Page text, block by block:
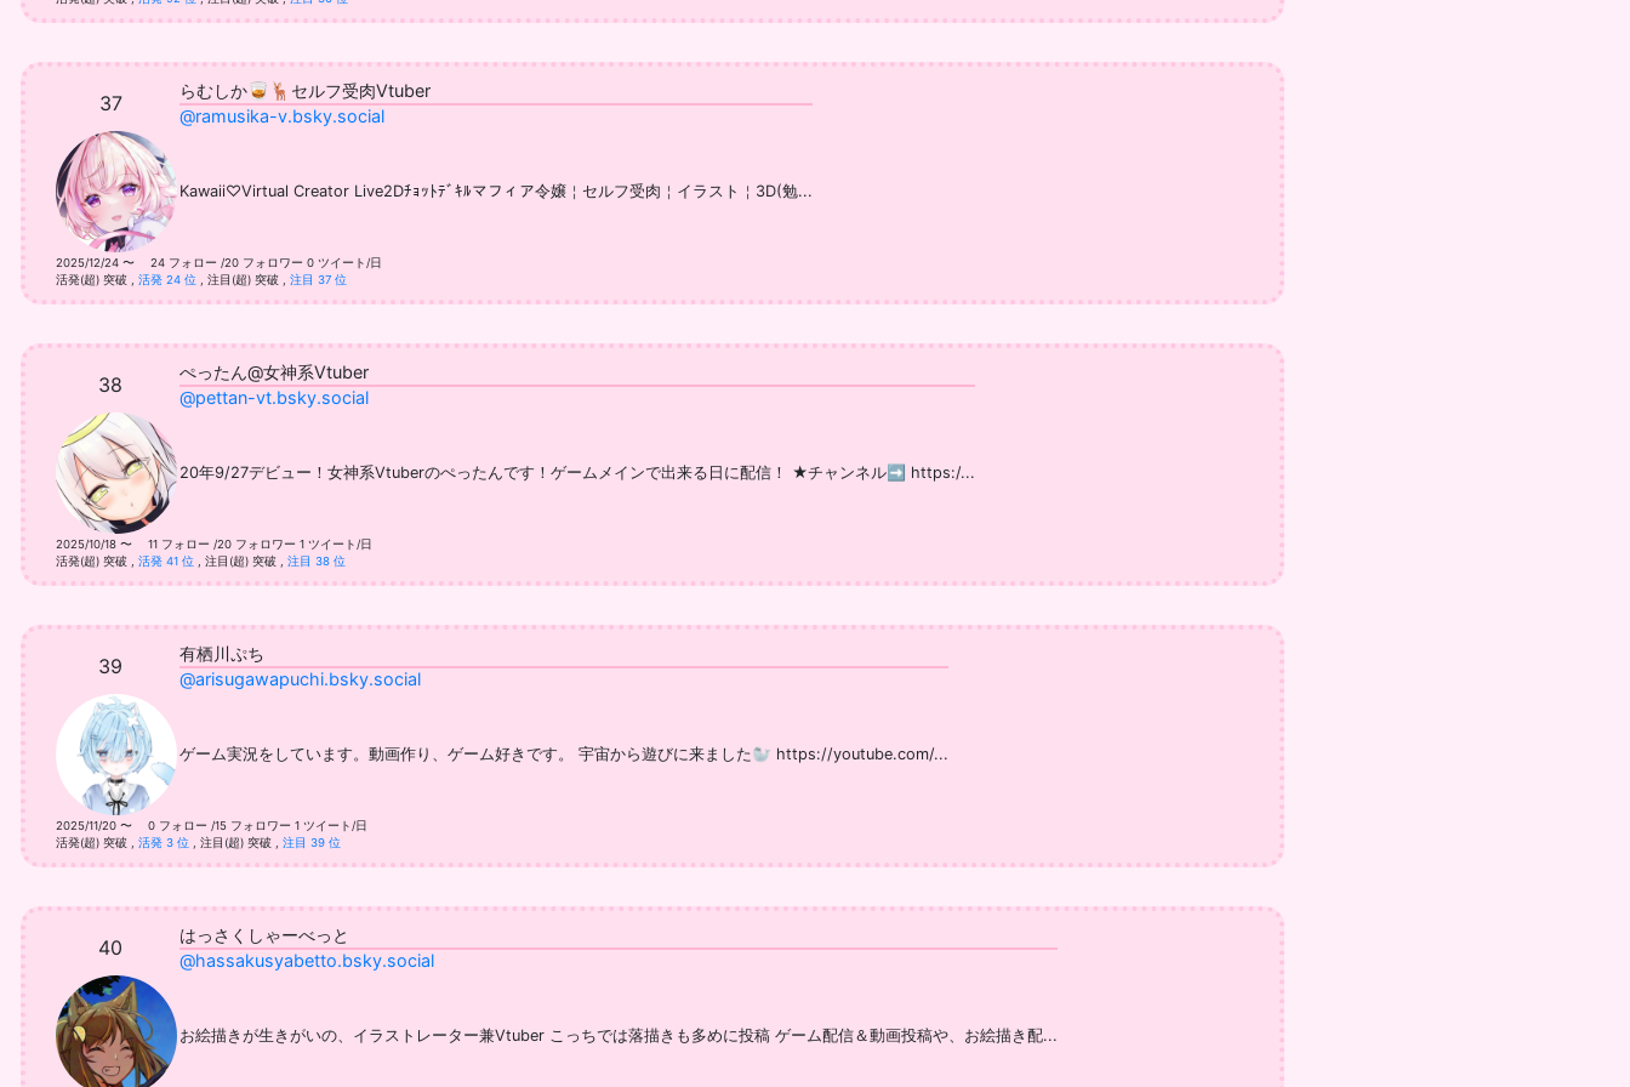
37
らむしか🥃🦌セルフ受肉Vtuber
@ramusika-v.bsky.social
Kawaii♡Virtual Creator Live2Dﾁｮｯﾄﾃﾞｷﾙマフィア令嬢￤セルフ受肉￤イラスト￤3D(勉...
2025/12/24 〜 24 フォロー /20 フォロワー 0 ツイート/日
活発(超) 突破
活発 24 位 注目(超) 突破 注目 37 位
38
ぺったん@女神系Vtuber
@pettan-vt.bsky.social
20年9/27デビュー！女神系Vtuberのぺったんです！ゲームメインで出来る日に配信！ ★チャンネル➡ https:/...
2025/10/18 〜 11 フォロー /20 フォロワー 1 ツイート/日
活発(超) 突破
活発 41 位 注目(超) 突破 注目 38 位
39
有栖川ぷち
@arisugawapuchi.bsky.social
ゲーム実況をしています。動画作り、ゲーム好きです。 宇宙から遊びに来ました🦭 https://youtube.com/...
2025/11/20 〜 0 フォロー /15 フォロワー 1 ツイート/日
活発(超) 突破
活発 3 位 注目(超) 突破 注目 39 位
40
はっさくしゃーべっと
@hassakusyabetto.bsky.social
お絵描きが生きがいの、イラストレーター兼Vtuber こっちでは落描きも多めに投稿 ゲーム配信＆動画投稿や、お絵描き配...